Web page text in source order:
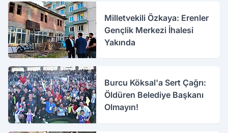
Milletvekili Özkaya: Erenler
Gençlik Merkezi İhalesi
Yakında
Burcu Köksal'a Sert Çağrı:
Öldüren Belediye Başkanı
Olmayın!